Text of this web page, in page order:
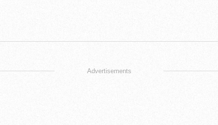
Advertisements